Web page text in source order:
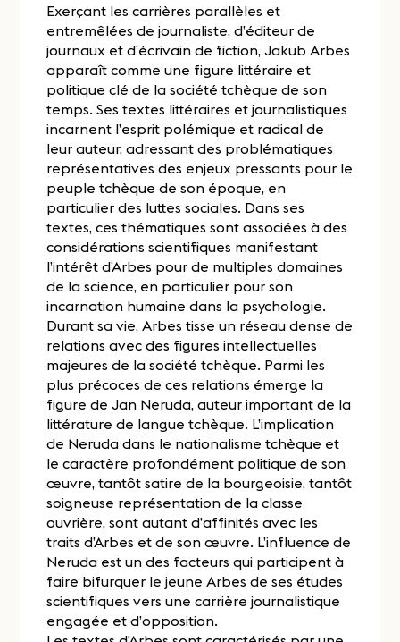
Exerçant les carrières parallèles et
entremêlées de journaliste, d’éditeur de
journaux et d’écrivain de fiction, Jakub Arbes
apparaît comme une figure littéraire et
politique clé de la société tchèque de son
temps. Ses textes littéraires et journalistiques
incarnent l’esprit polémique et radical de
leur auteur, adressant des problématiques
représentatives des enjeux pressants pour le
peuple tchèque de son époque, en
particulier des luttes sociales. Dans ses
textes, ces thématiques sont associées à des
considérations scientifiques manifestant
l’intérêt d’Arbes pour de multiples domaines
de la science, en particulier pour son
incarnation humaine dans la psychologie.
Durant sa vie, Arbes tisse un réseau dense de
relations avec des figures intellectuelles
majeures de la société tchèque. Parmi les
plus précoces de ces relations émerge la
figure de Jan Neruda, auteur important de la
littérature de langue tchèque. L’implication
de Neruda dans le nationalisme tchèque et
le caractère profondément politique de son
œuvre, tantôt satire de la bourgeoisie, tantôt
soigneuse représentation de la classe
ouvrière, sont autant d’affinités avec les
traits d’Arbes et de son œuvre. L’influence de
Neruda est un des facteurs qui participent à
faire bifurquer le jeune Arbes de ses études
scientifiques vers une carrière journalistique
engagée et d’opposition.